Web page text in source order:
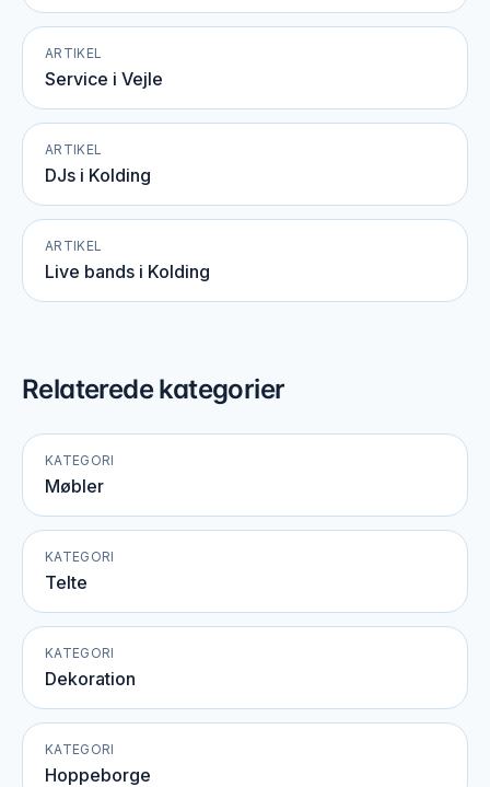
ARTIKEL
Service i Vejle
ARTIKEL
DJs i Kolding
ARTIKEL
Live bands i Kolding
Relaterede kategorier
KATEGORI
Møbler
KATEGORI
Telte
KATEGORI
Dekoration
KATEGORI
Hoppeborge